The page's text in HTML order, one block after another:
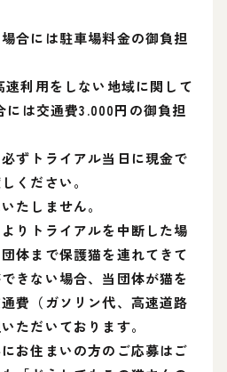
合には駐車場料金の御負担
利用をしない地域に関して
には交通費3.000円の御負担
ずトライアル当日に現金で
ください。
たしません。
りトライアルを中断した場
体まで保護猫を連れてきて
きない場合、当団体が猫を
費（ガソリン代、高速道路
ただいております。
お住まいの方のご応募はご